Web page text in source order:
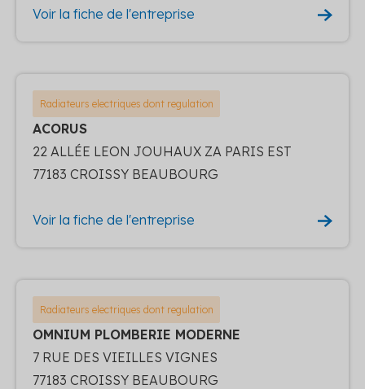
Voir la fiche de l'entreprise
Radiateurs electriques dont regulation
ACORUS
22 ALLÉE LEON JOUHAUX ZA PARIS EST
77183 CROISSY BEAUBOURG
Voir la fiche de l'entreprise
Radiateurs electriques dont regulation
OMNIUM PLOMBERIE MODERNE
7 RUE DES VIEILLES VIGNES
77183 CROISSY BEAUBOURG